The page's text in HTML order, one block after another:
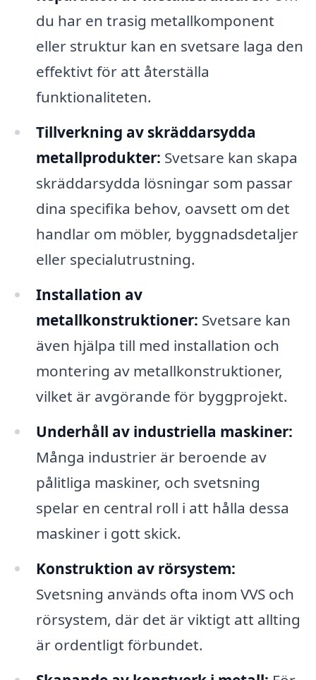
du har en trasig metallkomponent
eller struktur kan en svetsare laga den
effektivt för att återställa
funktionaliteten.
Tillverkning av skräddarsydda
metallprodukter: Svetsare kan skapa
skräddarsydda lösningar som passar
dina specifika behov, oavsett om det
handlar om möbler, byggnadsdetaljer
eller specialutrustning.
Installation av
metallkonstruktioner: Svetsare kan
även hjälpa till med installation och
montering av metallkonstruktioner,
vilket är avgörande för byggprojekt.
Underhåll av industriella maskiner:
Många industrier är beroende av
pålitliga maskiner, och svetsning
spelar en central roll i att hålla dessa
maskiner i gott skick.
Konstruktion av rörsystem:
Svetsning används ofta inom VVS och
rörsystem, där det är viktigt att allting
är ordentligt förbundet.